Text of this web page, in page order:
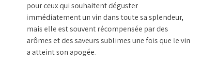
pour ceux qui souhaitent déguster
immédiatement un vin dans toute sa splendeur,
mais elle est souvent récompensée par des
arômes et des saveurs sublimes une fois que le vin
a atteint son apogée.